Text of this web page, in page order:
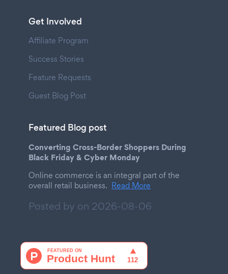
Get Involved
Affiliate Program
Success Stories
Feature Requests
Guest Blog Post
Featured Blog post
Converting Cross-Border Shoppers During
Black Friday & Cyber Monday
Online commerce is an integral part of the
overall retail business. Read More
Posted by on 2026-08-06